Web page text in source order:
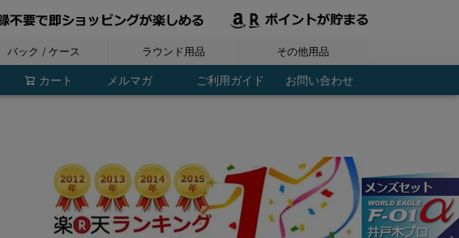
メンズ
レディース
ジュニア
メンズ
レディース
ジュニア
メンズ
レディース
ジュニア
メンズ
レディース
ジュニア
メンズ
レディース
メンズ
レディース
ジュニア
バック / ケース
メンズバッグ
レディースバッグ
ジュニアバッグ
クラブケース
ボストンバッグ
シューズケース
ポーチ・小物入れ
トラベルカバー
その他
ラウンド用品
グローブ
シューズ メンズ
レディース
ヘッドカバー ドライバー用
ＦＷ用
ＵＴ用
アイアン用
ブレード パター用
マレット パター用
ラウンド用品 スコアーカウンター
ティー
ティーホルダー
ディポットツール
パターキャッチャー
ボールケース
マーカー
傘・パラソル
レーザー距離計
GPSナビ
フック付タオル
その他
その他用品
パーツ / メンテ
練習用品
コンペ用品
コース用品
ネームプレート
健康
アウトドア
トレーニング
その他
カート メルマガ ご利用ガイド お問い合わせ